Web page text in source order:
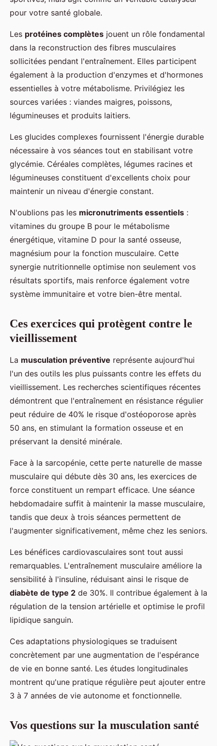
pour votre santé globale.
Les protéines complètes jouent un rôle fondamental
dans la reconstruction des fibres musculaires
sollicitées pendant l'entraînement. Elles participent
également à la production d'enzymes et d'hormones
essentielles à votre métabolisme. Privilégiez les
sources variées : viandes maigres, poissons,
légumineuses et produits laitiers.
Les glucides complexes fournissent l'énergie durable
nécessaire à vos séances tout en stabilisant votre
glycémie. Céréales complètes, légumes racines et
légumineuses constituent d'excellents choix pour
maintenir un niveau d'énergie constant.
N'oublions pas les micronutriments essentiels :
vitamines du groupe B pour le métabolisme
énergétique, vitamine D pour la santé osseuse,
magnésium pour la fonction musculaire. Cette
synergie nutritionnelle optimise non seulement vos
résultats sportifs, mais renforce également votre
système immunitaire et votre bien-être mental.
Ces exercices qui protègent contre le
vieillissement
La musculation préventive représente aujourd'hui
l'un des outils les plus puissants contre les effets du
vieillissement. Les recherches scientifiques récentes
démontrent que l'entraînement en résistance régulier
peut réduire de 40% le risque d'ostéoporose après
50 ans, en stimulant la formation osseuse et en
préservant la densité minérale.
Face à la sarcopénie, cette perte naturelle de masse
musculaire qui débute dès 30 ans, les exercices de
force constituent un rempart efficace. Une séance
hebdomadaire suffit à maintenir la masse musculaire,
tandis que deux à trois séances permettent de
l'augmenter significativement, même chez les seniors.
Les bénéfices cardiovasculaires sont tout aussi
remarquables. L'entraînement musculaire améliore la
sensibilité à l'insuline, réduisant ainsi le risque de
diabète de type 2 de 30%. Il contribue également à la
régulation de la tension artérielle et optimise le profil
lipidique sanguin.
Ces adaptations physiologiques se traduisent
concrètement par une augmentation de l'espérance
de vie en bonne santé. Les études longitudinales
montrent qu'une pratique régulière peut ajouter entre
3 à 7 années de vie autonome et fonctionnelle.
Vos questions sur la musculation santé